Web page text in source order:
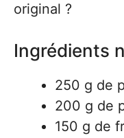
original ?
Ingrédients
250 g de
200 g de
150 g de